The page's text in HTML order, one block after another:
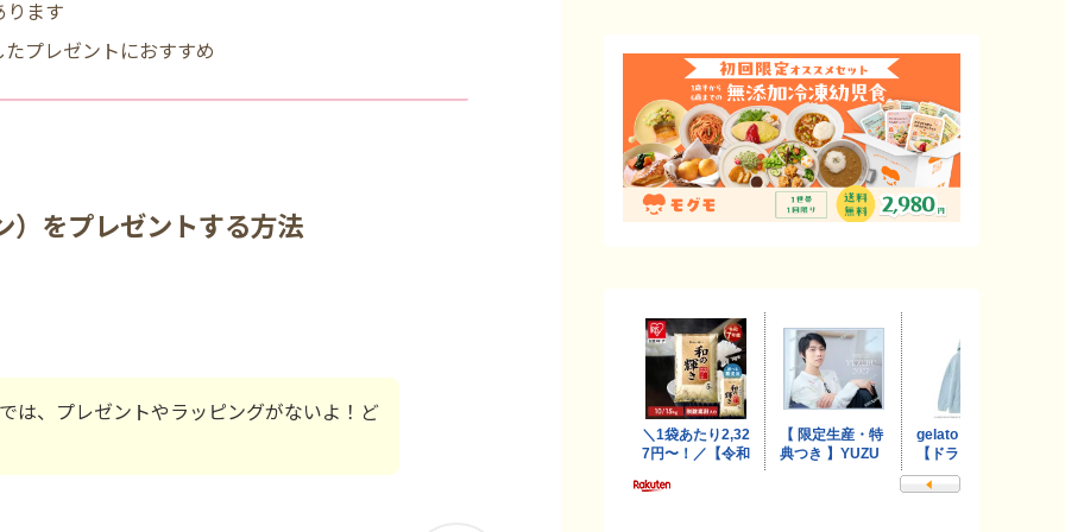
ります
プレゼントにおすすめ
）をプレゼントする方法
は、プレゼントやラッピングがないよ！ど